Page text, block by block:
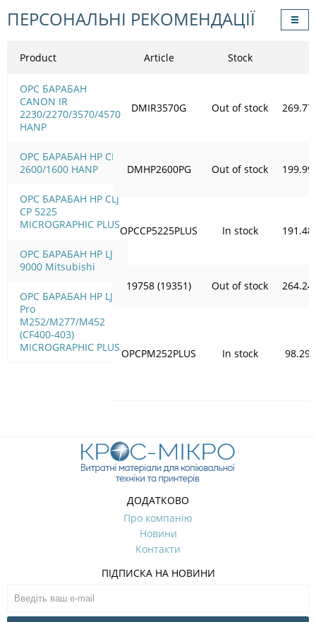
ПЕРСОНАЛЬНІ РЕКОМЕНДАЦІЇ
Product
OPC БАРАБАН
CANON IR
2230/2270/3570/4570
HANP
OPC БАРАБАН HP CLJ
2600/1600 HANP
OPC БАРАБАН HP CLJ
CP 5225
MICROGRAPHIC PLUS
OPC БАРАБАН HP LJ
9000 Mitsubishi
OPC БАРАБАН HP LJ
Pro
M252/M277/M452
(CF400-403)
MICROGRAPHIC PLUS
Article Stock
DMIR3570G Out of stock 269.77
DMHP2600PG Out of stock 199.99
OPCCP5225PLUS In stock 191.48
19758 (19351) Out of stock 264.24
OPCPM252PLUS In stock 98.29
ДОДАТКОВО
Про компанію
Новини
Контакти
ПІДПИСКА НА НОВИНИ